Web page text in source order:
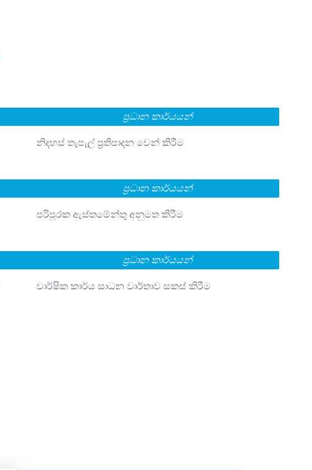
ප්‍රධාන කාර්යයන්
නිදහස් තැපැල් ප්‍රතිපාදන වෙන් කිරීම
ප්‍රධාන කාර්යයන්
පරිපූරක ඇස්තමේන්තු අනුමත කිරීම
ප්‍රධාන කාර්යයන්
වාර්ෂික කාර්ය සාධන වාර්තාව සකස් කිරීම